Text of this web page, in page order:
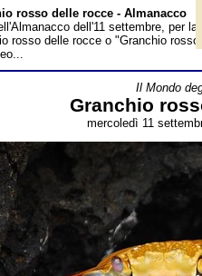
rosso delle rocce - Almanacco
dell'11 settembre, per
rosso delle rocce o "Granchio
Il Mondo
Granchio
mercoledì 11